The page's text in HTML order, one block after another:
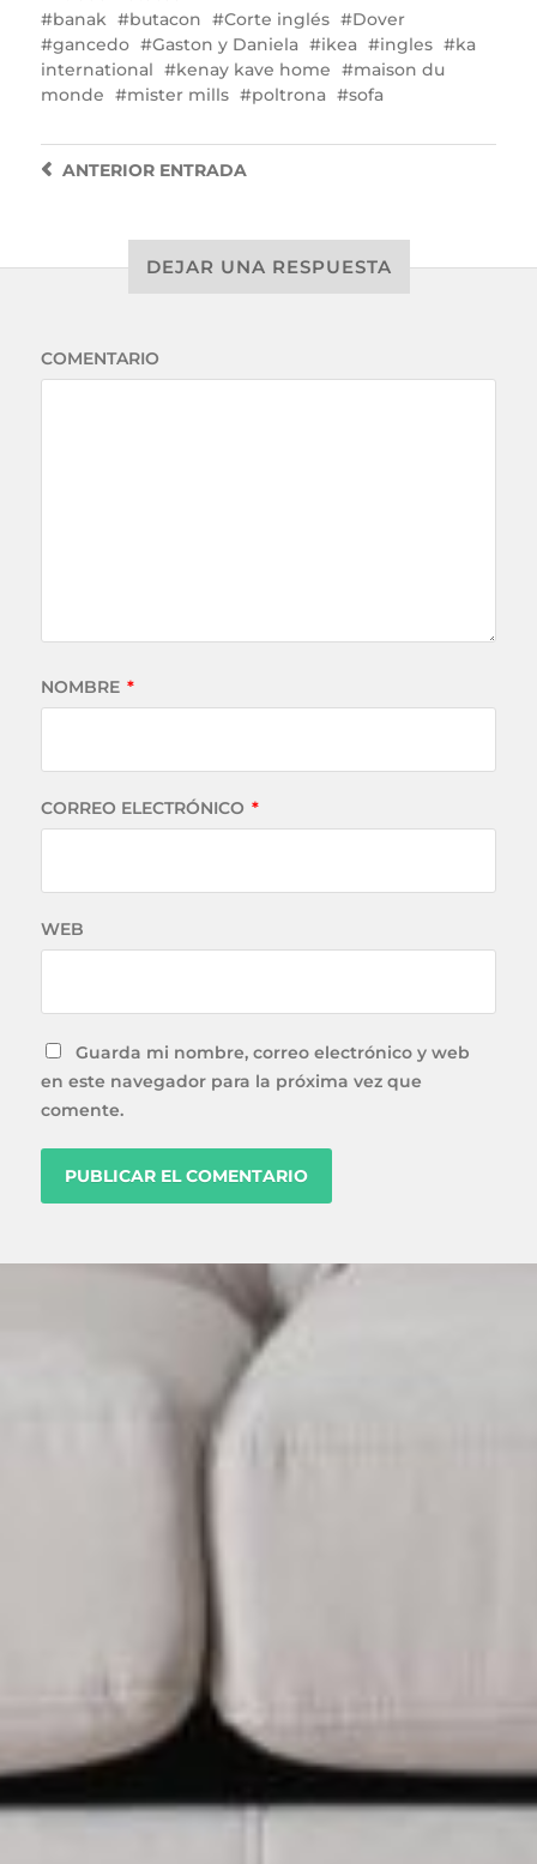
banak
butacon Corte inglés
Dover
gancedo
Gaston y Daniela ikea ingles
ka
international
kenay kave home
maison du
monde
mister mills poltrona sofa
ANTERIORENTRADA
DEJAR UNA RESPUESTA
COMENTARIO
NOMBRE *
CORREO ELECTRÓNICO *
WEB
Guarda mi nombre, correo electrónico y web
en este navegador para la próxima vez que
comente.